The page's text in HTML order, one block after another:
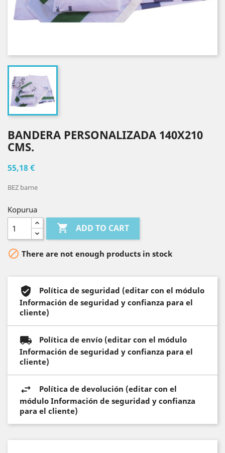
BANDERA PERSONALIZADA 140X210
CMS.
55,18 €
BEZ barne
Kopurua
 ADD TO CART
 There are not enough products in stock
Política de seguridad (editar con el módulo
Información de seguridad y confianza para el
cliente)
Política de envío (editar con el módulo
Información de seguridad y confianza para el
cliente)
Política de devolución (editar con el
módulo Información de seguridad y confianza
para el cliente)